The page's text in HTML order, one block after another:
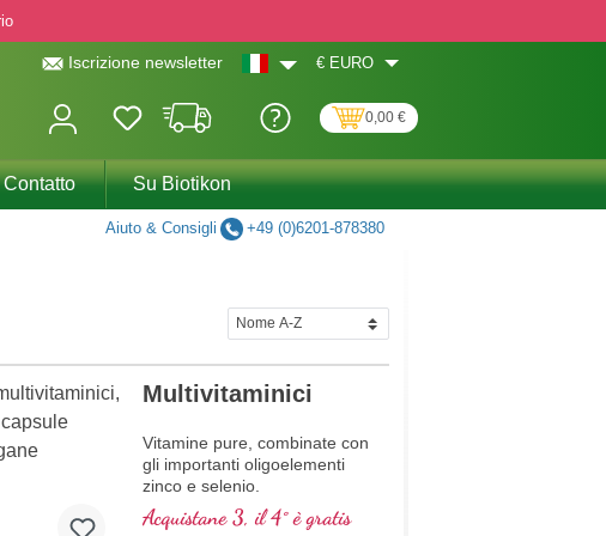
Iscrizione newsletter € EURO
0,00 €
Contatto Su Biotikon
Aiuto & Consigli +49 (0)6201-878380
Multivitaminici
Vitamine pure, combinate con
gli importanti oligoelementi
zinco e selenio.
Acquistane 3, il 4° è gratis